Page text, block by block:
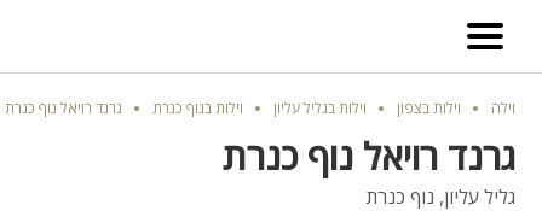
וילה וילות בצפון וילות בגליל עליון וילות בנוף כנרת גרנד רויאל נוף כנרת
גרנד רויאל נוף כנרת
גליל עליון, נוף כנרת